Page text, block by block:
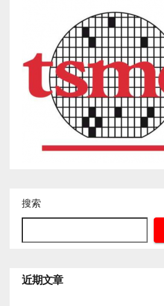
搜索
近期文章